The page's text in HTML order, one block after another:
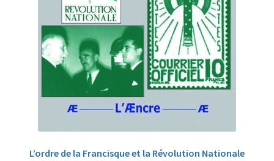
L’ordre de la Francisque et la Révolution Nationale